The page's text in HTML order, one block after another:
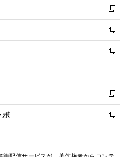
く
で
開
く
ド
ウ
で
開
く
ィ
ン
ド
ウ
で
開
い
ウ
ィ
ン
ド
ウ
開
く
新
し
い
ウ
ィ
ン
ウ
で
開
く
新
し
い
ウ
ン
ド
ウ
で
新
し
ウ
ィ
ン
ド
新
し
い
ボ
新